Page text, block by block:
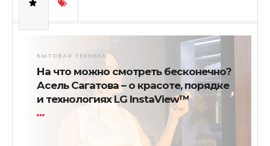
БЫТОВАЯ ТЕХНИКА
На что можно смотреть бесконечно?
Асель Сагатова – о красоте, порядке
и технологиях LG InstaView™